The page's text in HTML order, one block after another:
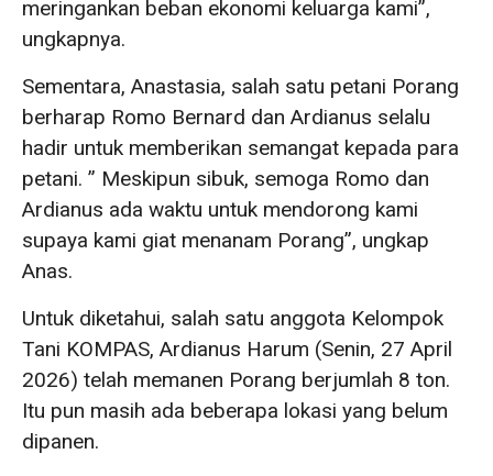
meringankan beban ekonomi keluarga kami”,
ungkapnya.
Sementara, Anastasia, salah satu petani Porang
berharap Romo Bernard dan Ardianus selalu
hadir untuk memberikan semangat kepada para
petani. ” Meskipun sibuk, semoga Romo dan
Ardianus ada waktu untuk mendorong kami
supaya kami giat menanam Porang”, ungkap
Anas.
Untuk diketahui, salah satu anggota Kelompok
Tani KOMPAS, Ardianus Harum (Senin, 27 April
2026) telah memanen Porang berjumlah 8 ton.
Itu pun masih ada beberapa lokasi yang belum
dipanen.